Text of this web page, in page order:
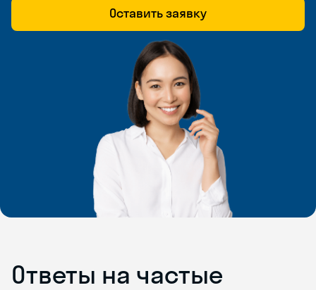
Оставить заявку
Ответы на частые